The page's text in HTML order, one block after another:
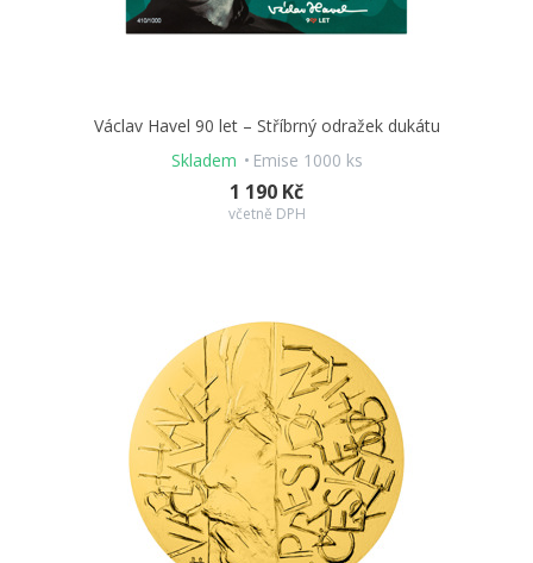
Václav Havel 90 let – Stříbrný odražek dukátu
Skladem
Emise 1000 ks
1 190 Kč
včetně DPH